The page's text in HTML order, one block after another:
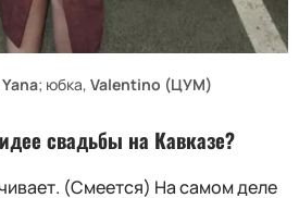
Yana; юбка, Valentino (ЦУМ)
свадьбы на Кавказе?
(Смеется) На самом деле